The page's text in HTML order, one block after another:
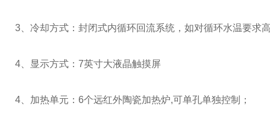
3、冷却方式：封闭式内循环回流系统，如对循环水温要求
4、显示方式：7英寸大液晶触摸屏
4、加热单元：6个远红外陶瓷加热炉,可单孔单独控制；